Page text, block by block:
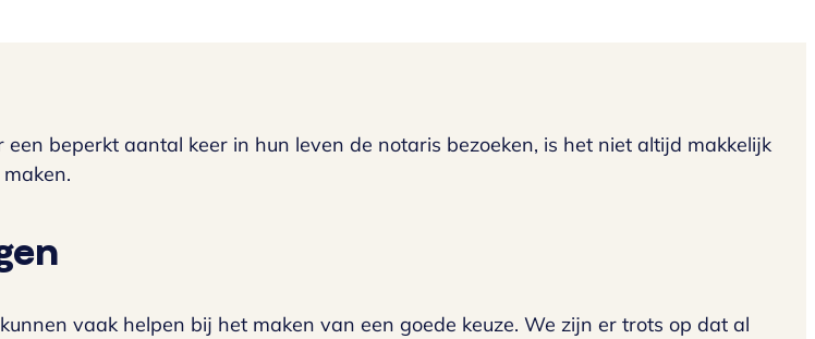
beperkt aantal keer in hun leven de notaris bezoeken, is het niet altijd makkelijk
vaak helpen bij het maken van een goede keuze. We zijn er trots op dat al